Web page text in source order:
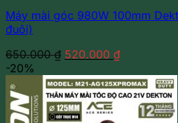
Máy mài góc 980W 100mm
đuôi)
650.000₫ Giá
là:
650.000 ₫.
520.000 ₫Giá
tại
là:
520.000 ₫.
-20%